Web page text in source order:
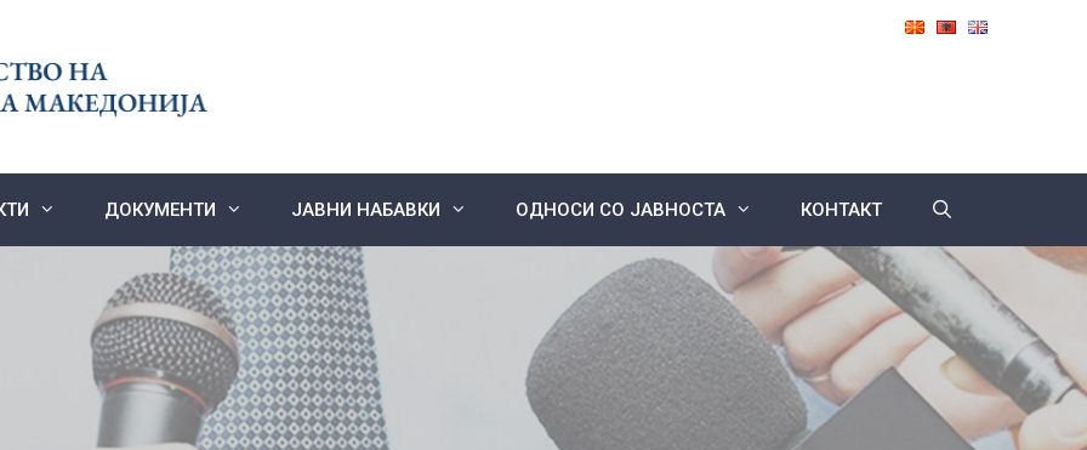
ДОКУМЕНТИ ЈАВНИ НАБАВКИ ОДНОСИ СО ЈАВНОСТА КОНТАКТ